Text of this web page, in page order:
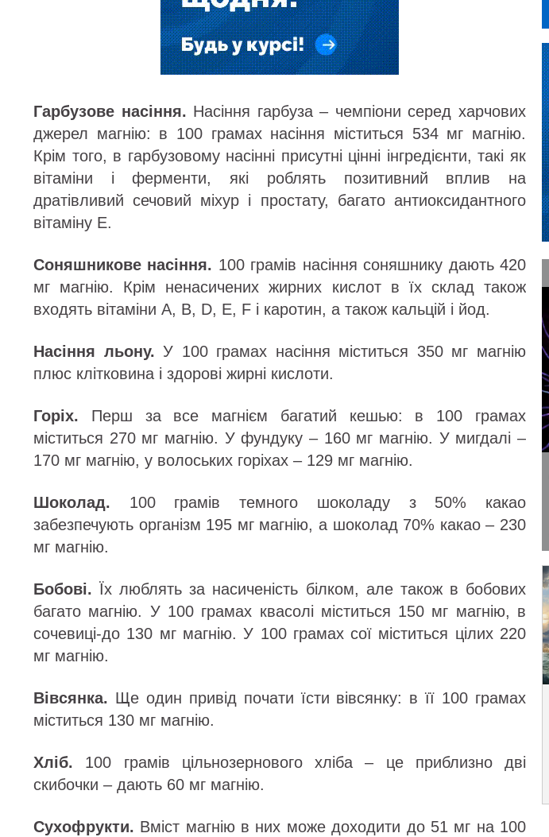
Гарбузове насіння. Насіння гарбуза – чемпіони серед харчових
джерел магнію: в 100 грамах насіння міститься 534 мг магнію.
Крім того, в гарбузовому насінні присутні цінні інгредієнти, такі як
вітаміни і ферменти, які роблять позитивний вплив на
дратівливий сечовий міхур і простату, багато антиоксидантного
вітаміну Е.
Соняшникове насіння. 100 грамів насіння соняшнику дають 420
мг магнію. Крім ненасичених жирних кислот в їх склад також
входять вітаміни А, В, D, Е, F і каротин, а також кальцій і йод.
Насіння льону. У 100 грамах насіння міститься 350 мг магнію
плюс клітковина і здорові жирні кислоти.
Горіх. Перш за все магнієм багатий кешью: в 100 грамах
міститься 270 мг магнію. У фундуку – 160 мг магнію. У мигдалі –
170 мг магнію, у волоських горіхах – 129 мг магнію.
Шоколад. 100 грамів темного шоколаду з 50% какао
забезпечують організм 195 мг магнію, а шоколад 70% какао – 230
мг магнію.
Бобові. Їх люблять за насиченість білком, але також в бобових
багато магнію. У 100 грамах квасолі міститься 150 мг магнію, в
сочевиці-до 130 мг магнію. У 100 грамах сої міститься цілих 220
мг магнію.
Вівсянка. Ще один привід почати їсти вівсянку: в її 100 грамах
міститься 130 мг магнію.
Хліб. 100 грамів цільнозернового хліба – це приблизно дві
скибочки – дають 60 мг магнію.
Сухофрукти. Вміст магнію в них може доходити до 51 мг на 100